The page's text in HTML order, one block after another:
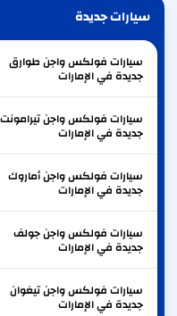
سيارات جديدة
سيارات فولكس واجن طوارق
جديدة في الإمارات
سيارات فولكس واجن تيرامونت
جديدة في الإمارات
سيارات فولكس واجن أماروك
جديدة في الإمارات
سيارات فولكس واجن جولف
جديدة في الإمارات
سيارات فولكس واجن تيغوان
جديدة في الإمارات